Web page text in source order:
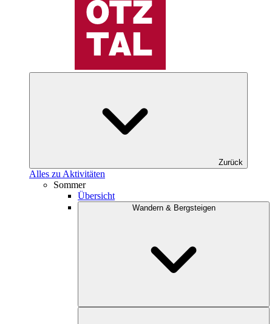
Zurück
Alles zu Aktivitäten
Sommer
Übersicht
Wandern & Bergsteigen